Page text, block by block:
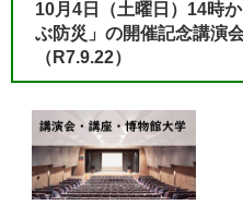
10月4日（土曜日）14時
ぶ防災」の開催記念講演
（R7.9.22）​